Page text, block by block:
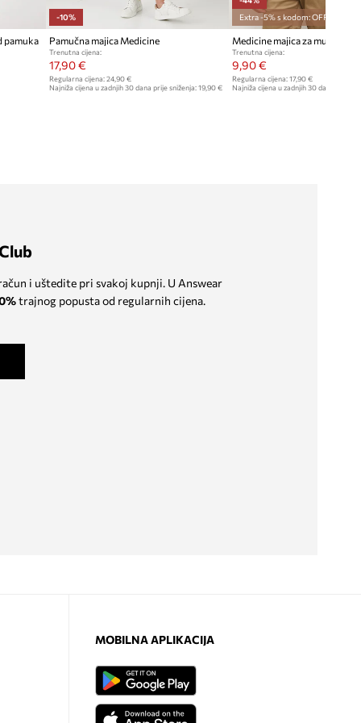
pamuka
-10%
Pamučna majica Medicine
Trenutna cijena:
17,90 €
Regularna cijena:24,90 €
Najniža cijena u zadnjih 30 dana prije sniženja:19,90 €
Extra -5% s kodom: OFF*
Medicine majica za muškarce
Trenutna cijena:
9,90 €
Regularna cijena: 17,90 €
Najniža cijena u zadnjih 30 dana prije
i uštedite pri svakoj kupnji. U Answear
trajnog popusta od regularnih cijena.
MOBILNA APLIKACIJA